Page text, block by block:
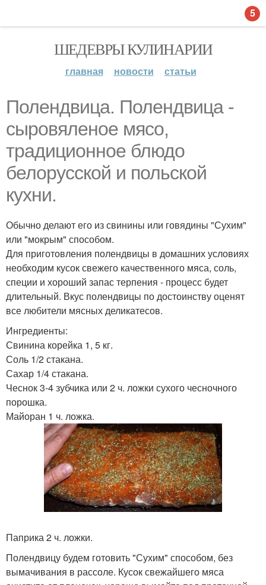
ШЕДЕВРЫ КУЛИНАРИИ
главная новости статьи
Полендвица. Полендвица -
сыровяленое мясо,
традиционное блюдо
белорусской и польской
кухни.
Обычно делают его из свинины или говядины "Сухим"
или "мокрым" способом.
Для приготовления полендвицы в домашних условиях
необходим кусок свежего качественного мяса, соль,
специи и хороший запас терпения - процесс будет
длительный. Вкус полендвицы по достоинству оценят
все любители мясных деликатесов.
Ингредиенты:
Свинина корейка 1, 5 кг.
Соль 1/2 стакана.
Сахар 1/4 стакана.
Чеснок 3-4 зубчика или 2 ч. ложки сухого чесночного
порошка.
Майоран 1 ч. ложка.
Паприка 2 ч. ложки.
Полендвицу будем готовить "Сухим" способом, без
вымачивания в рассоле. Кусок свежайшего мяса
5